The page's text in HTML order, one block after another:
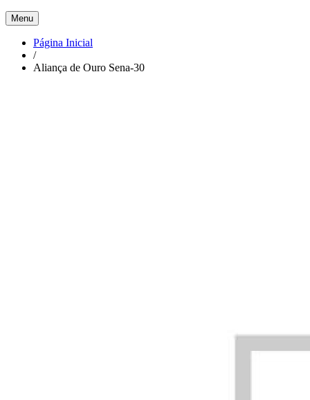
Menu
Página Inicial
/
Aliança de Ouro Sena-30